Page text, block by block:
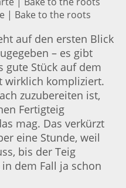
| Bake to the roots
auf den ersten Blick
– es gibt
gute Stück auf dem
wirklich kompliziert.
zuzubereiten ist,
Fertigteig
mag. Das verkürzt
eine Stunde, weil
bis der Teig
dem Fall ja schon